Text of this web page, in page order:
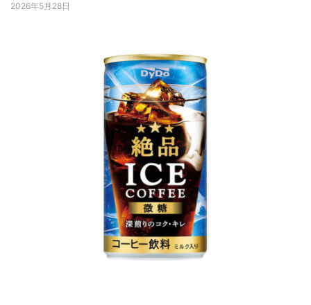
2026年5月28日